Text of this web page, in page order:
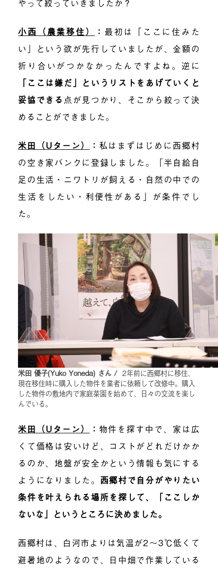
やって絞っていきましたか？
小西（農業移住） ： 最初は「ここに住みた
い」という欲が先行していましたが、金額の
折り合いがつかなかったんですよね。逆に
「ここは嫌だ」というリストをあげていくと
妥協できる 点が見つかり、そこから絞って決
め ることができました。
米田（Uターン） ： 私は まずはじめに 西郷村
の空き家バンク に登録しました。「半自給自
足の生活・ニワトリが飼える・自然の中での
生活をしたい・利便性がある」が条件でし
た。
米田 優子(Yuko Yoneda) さん / 2年前に西郷村に移住、
現在移住時に購入した物件を業者に依頼して改修中。購入
した物件の敷地内で家庭菜園を始めて、日々の交流を楽し
んでいる。
米田（Uターン） ： 物件を探す中で、 家は広
くて価格は安いけど、コストがどれだけかか
るのか、地盤が安全かという情報も気にする
ようになりました。 西郷村で自分がやりたい
条件を叶えられる場所を探して、「ここしか
ないな」というところに決めました。
西郷村は、白河市よりは気温が2〜3℃低くて
避暑地のようなので、日中畑で作業している